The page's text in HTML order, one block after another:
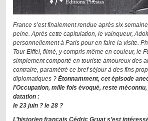
France s’est finalement rendue après six
peine. Après cette capitulation, le vainqueur,
personnellement à Paris pour en faire la visite.
Tour Eiffel, filmé, y compris même en couleur, le
simplement comporté en touriste amoureux des
contraire, paramétré ce bref séjour à des fins
diplomatiques ? Étonnamment, cet épisode
l’Occupation, mille fois évoqué, reste
datation :
le 23 juin ? le 28 ?
L’historien français Cédric Gruat s’est